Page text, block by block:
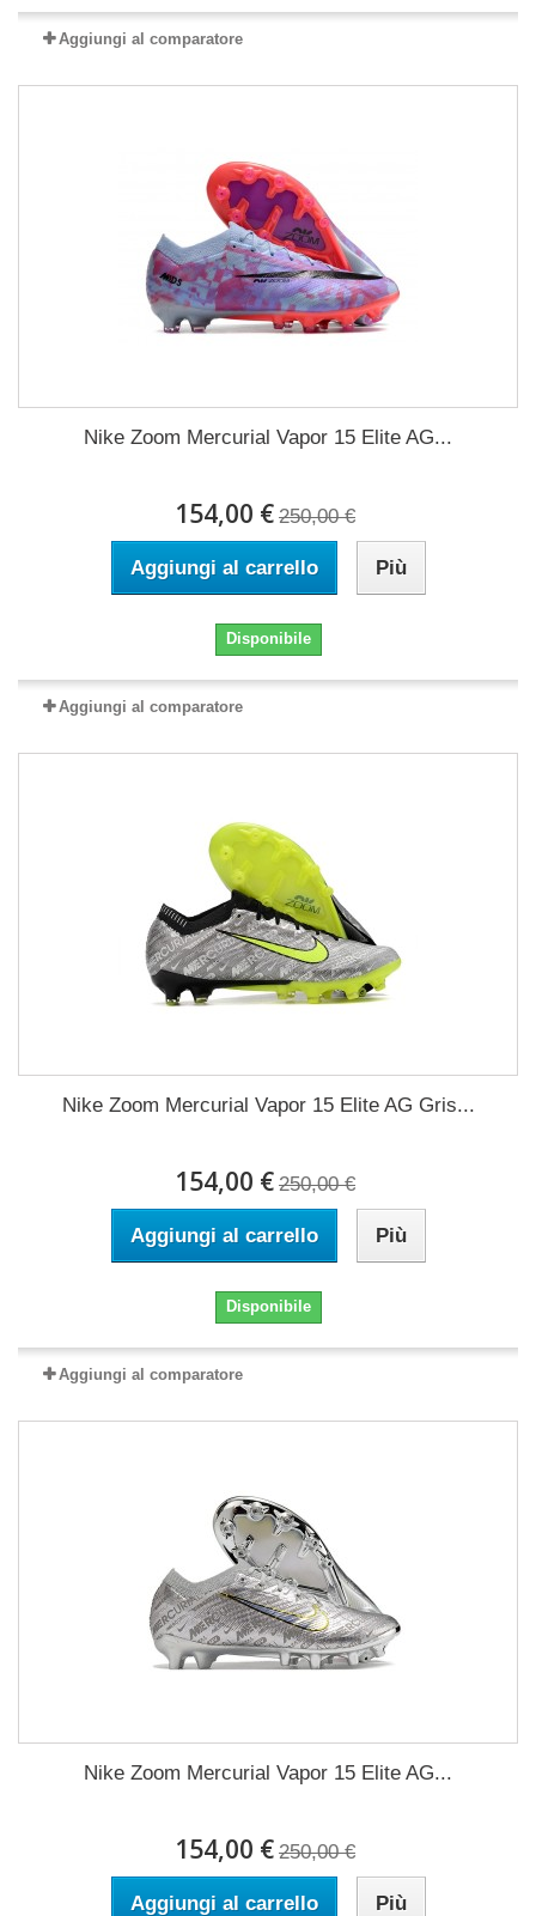
Aggiungi al comparatore
Nike Zoom Mercurial Vapor 15 Elite AG...
154,00 € 250,00 €
Aggiungi al carrello Più
Disponibile
Aggiungi al comparatore
Nike Zoom Mercurial Vapor 15 Elite AG Gris...
154,00 € 250,00 €
Aggiungi al carrello Più
Disponibile
Aggiungi al comparatore
Nike Zoom Mercurial Vapor 15 Elite AG...
154,00 € 250,00 €
Aggiungi al carrello Più